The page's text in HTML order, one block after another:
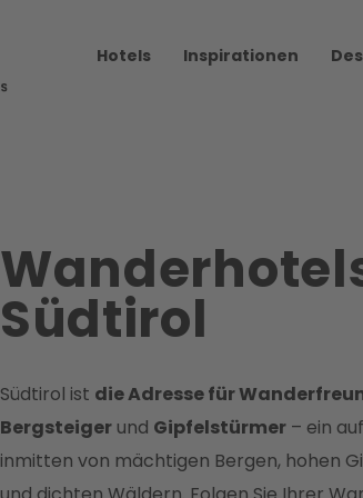
Hotels Inspirationen
Südtirol
Südtirol ist die Adresse für
Bergsteiger und Gipfelstürmer – ein
inmitten von mächtigen Bergen, hohen